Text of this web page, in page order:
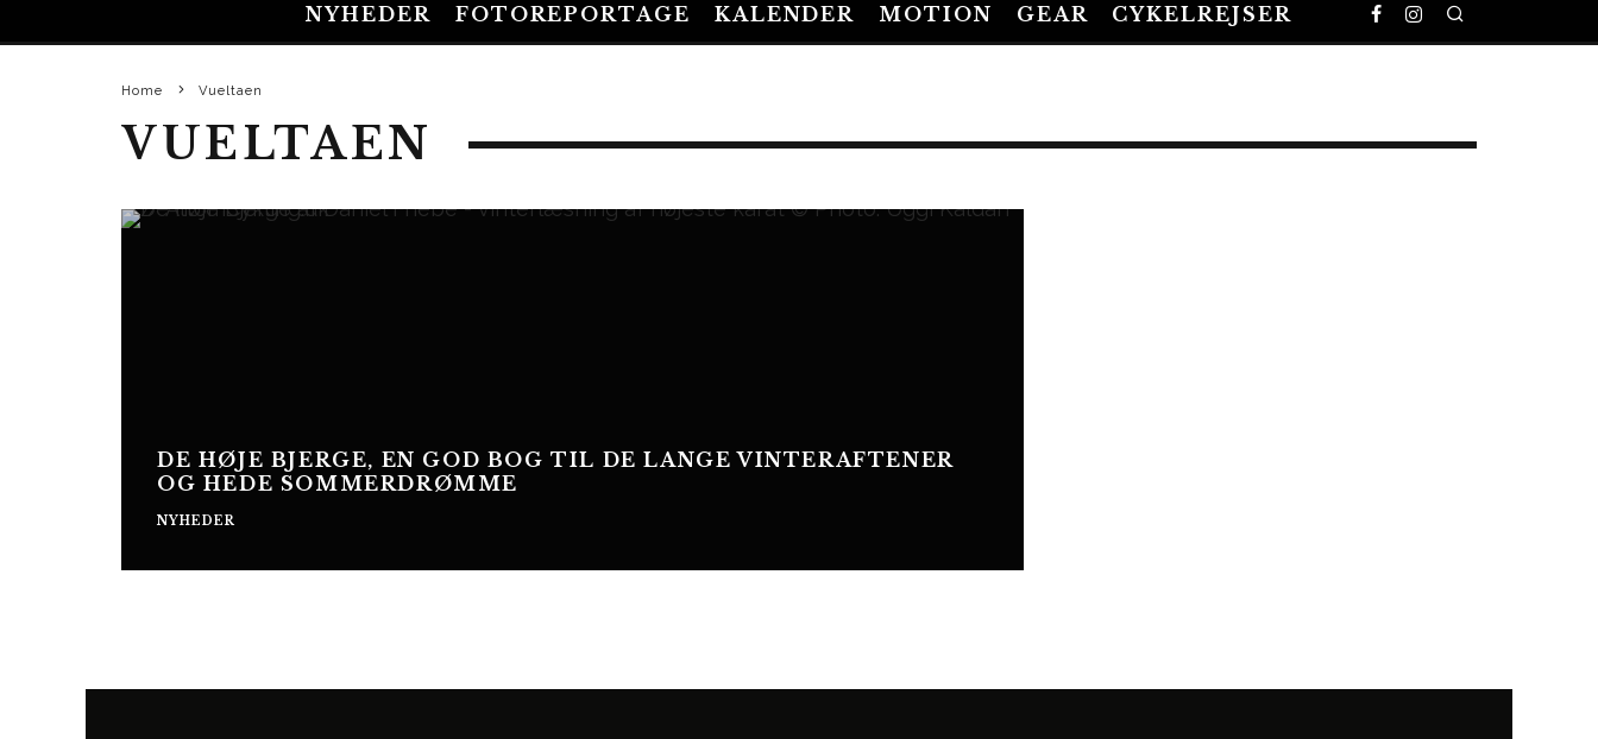
NYHEDER FOTOREPORTAGE KALENDER MOTION GEAR CYKELREJSER
Home Vueltaen
VUELTAEN
DE HØJE BJERGE, EN GOD BOG TIL DE LANGE VINTERAFTENER
OG HEDE SOMMERDRØMME
NYHEDER